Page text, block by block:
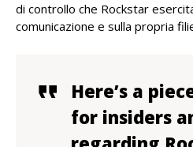
di controllo che Rockstar
comunicazione e sulla propria
Here’s a
for insiders